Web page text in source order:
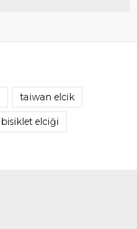
taiwan elcik
bisiklet elciği